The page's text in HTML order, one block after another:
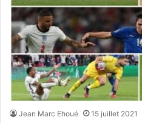
Jean Marc Ehoué 15 juillet 2021